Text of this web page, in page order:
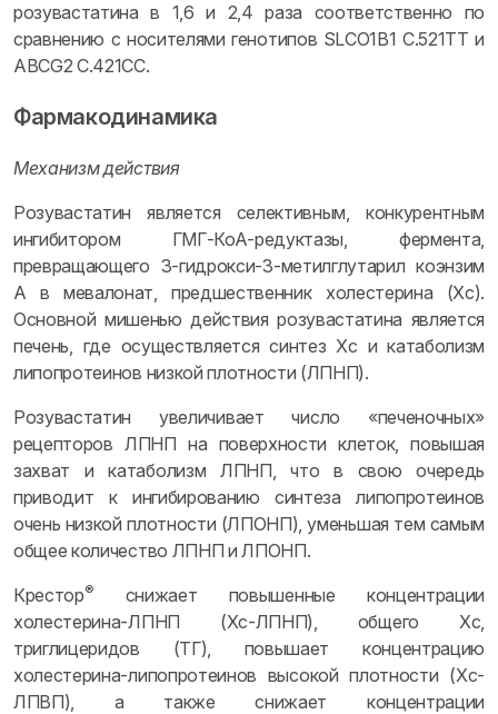
розувастатина в 1,6 и 2,4 раза соответственно по
сравнению с носителями генотипов SLCO1B1 C.521TT и
ABCG2 C.421CC.
Фармакодинамика
Механизм действия
Розувастатин является селективным, конкурентным
ингибитором ГМГ-КоА-редуктазы, фермента,
превращающего 3-гидрокси-3-метилглутарил коэнзим
А в мевалонат, предшественник холестерина (Хс).
Основной мишенью действия розувастатина является
печень, где осуществляется синтез Хс и катаболизм
липопротеинов низкой плотности (ЛПНП).
Розувастатин увеличивает число «печеночных»
рецепторов ЛПНП на поверхности клеток, повышая
захват и катаболизм ЛПНП, что в свою очередь
приводит к ингибированию синтеза липопротеинов
очень низкой плотности (ЛПОНП), уменьшая тем самым
общее количество ЛПНП и ЛПОНП.
Крестор®
снижает повышенные концентрации
холестерина-ЛПНП (Хс-ЛПНП), общего Хс,
триглицеридов (ТГ), повышает концентрацию
холестерина-липопротеинов высокой плотности (Хс-
ЛПВП), а также снижает концентрации